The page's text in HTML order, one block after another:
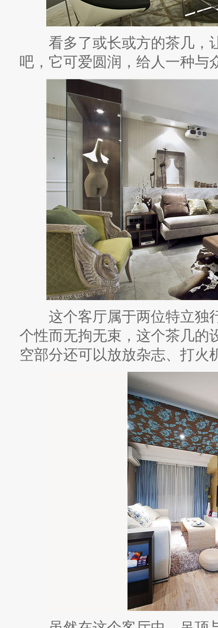
看多了或长或方的茶几，
吧，它可爱圆润，给人一种与
这个客厅属于两位特立独
个性而无拘无束，这个茶几的
空部分还可以放放杂志、打火